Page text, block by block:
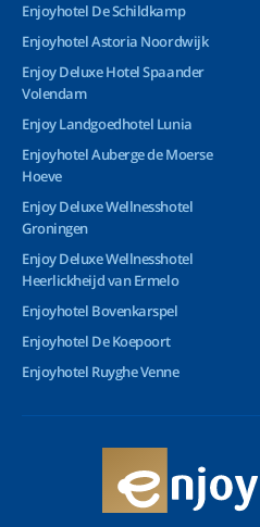
Enjoyhotel De Schildkamp
Enjoyhotel Astoria Noordwijk
Enjoy Deluxe Hotel Spaander
Volendam
Enjoy Landgoedhotel Lunia
Enjoyhotel Auberge de Moerse
Hoeve
Enjoy Deluxe Wellnesshotel
Groningen
Enjoy Deluxe Wellnesshotel
Heerlickheijd van Ermelo
Enjoyhotel Bovenkarspel
Enjoyhotel De Koepoort
Enjoyhotel Ruyghe Venne